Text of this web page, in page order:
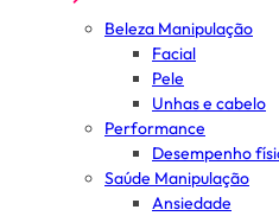
Beleza Manipulação
Facial
Pele
Unhas e cabelo
Performance
Desempenho
Saúde Manipulação
Ansiedade